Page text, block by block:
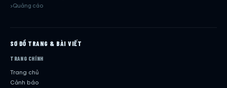
Quảng cáo
SƠ ĐỒ TRANG & BÀI VIẾT
TRANG CHÍNH
Trang chủ
Cảnh báo